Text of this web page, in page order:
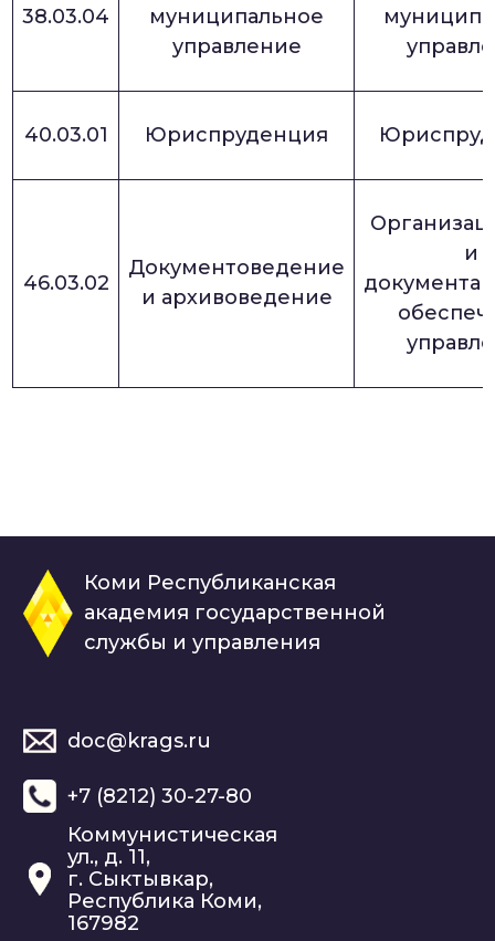
38.03.04
муниципальное
управление
40.03.01 Юриспруденция
46.03.02
Документоведение
и архивоведение
и
Коми Республиканская
академия государственной
службы и управления
doc@krags.ru
+7 (8212) 30-27-80
Коммунистическая
ул., д. 11,
г. Сыктывкар,
Республика Коми,
167982